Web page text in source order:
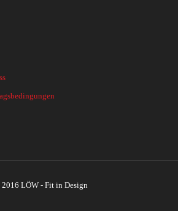
LÖW - Fit in Design